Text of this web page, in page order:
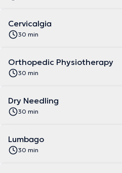
Cervicalgia
30 min
Orthopedic Physiotherapy
30 min
Dry Needling
30 min
Lumbago
30 min